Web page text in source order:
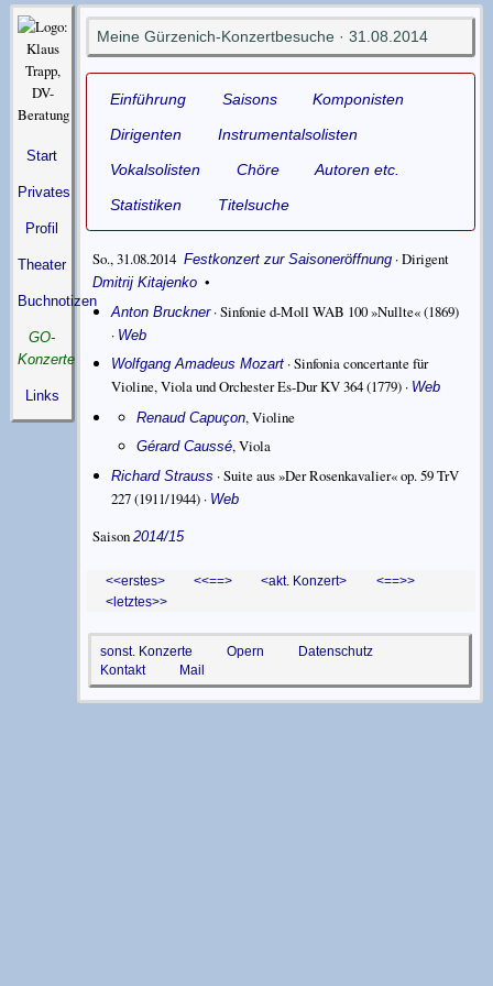
Start
Privates
Profil
Theater
Buchnotizen
GO-
Konzerte
Links
Meine Gürzenich-Konzertbesuche · 31.08.2014
Einführung Saisons
Komponisten
Dirigenten
Instrumentalsolisten
Vokalsolisten
Chöre
Autoren etc.
Statistiken
Titelsuche
So., 31.08.2014Festkonzert zur Saisoneröffnung ·Dirigent
Dmitrij Kitajenko •
Anton Bruckner·Sinfonie d-Moll WAB 100 »Nullte«(1869)
· Web
Wolfgang Amadeus Mozart ·Sinfonia concertante für
Violine, Viola und Orchester Es-Dur KV 364(1779) · Web
Renaud Capuçon,Violine
Gérard Caussé,Viola
Richard Strauss ·Suite aus »Der Rosenkavalier« op. 59 TrV
227(1911/1944) · Web
Saison2014/15
<erstes <== akt. Konzert
==>
letztes>
sonst. Konzerte Opern
Datenschutz
Kontakt
Mail